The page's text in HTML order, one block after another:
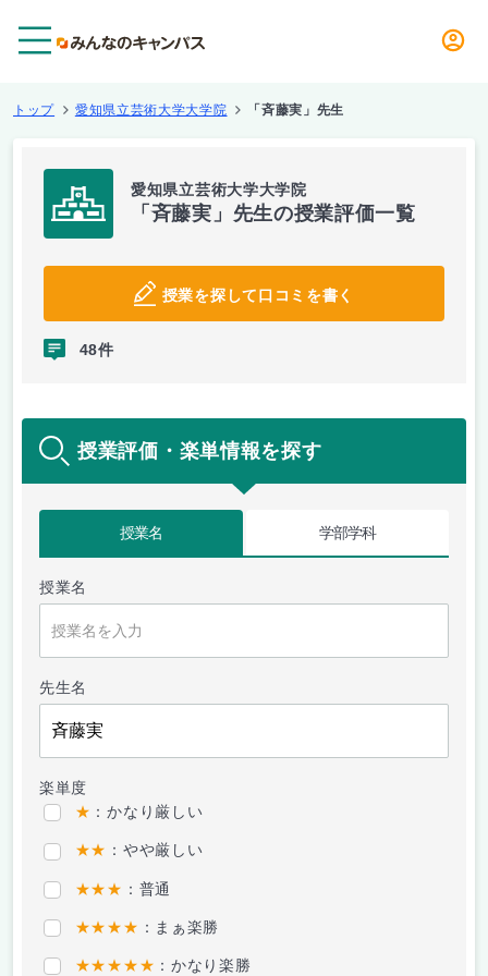
トップ 愛知県立芸術大学大学院 「斉藤実」先生
愛知県立芸術大学大学院
「斉藤実」先生の授業評価一覧
授業を探して口コミを書く
48件
授業評価・楽単情報を探す
授業名 学部学科
授業名
先生名
楽単度
★ ：かなり厳しい
★★ ：やや厳しい
★★★ ：普通
★★★★ ：まぁ楽勝
★★★★★ ：かなり楽勝